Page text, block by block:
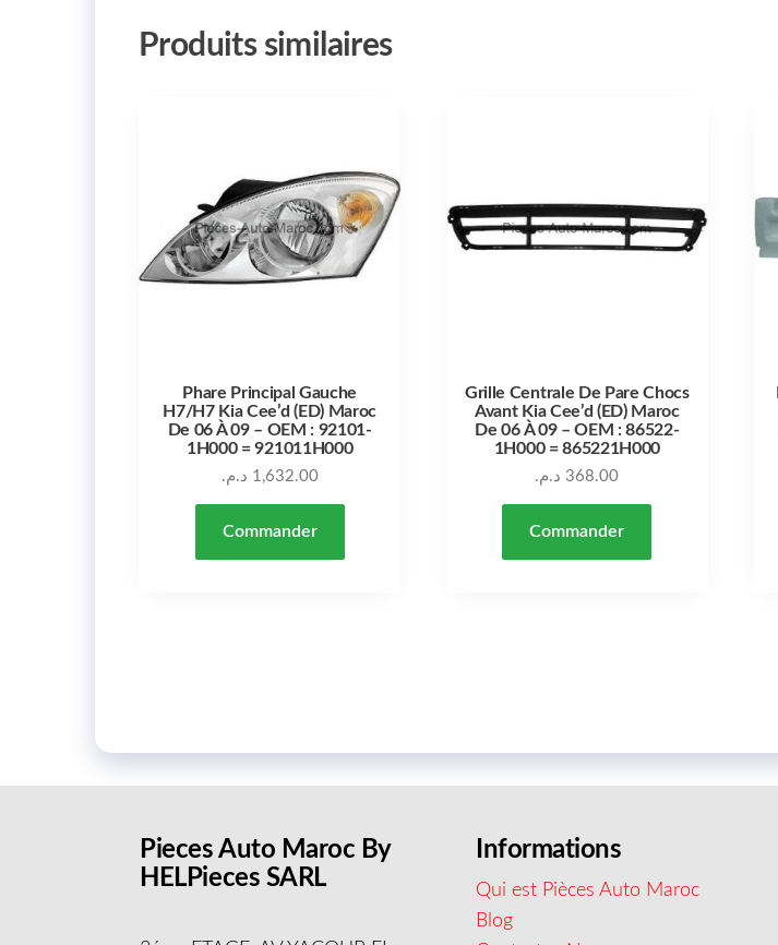
Produits similaires
Phare Principal Gauche
H7/H7 Kia Cee’d (ED) Maroc
De 06 À 09 – OEM : 92101-
1H000 = 921011H000
1,632.00 د.م.
Commander
Grille Centrale De Pare Chocs
Avant Kia Cee’d (ED) Maroc
De 06 À 09 – OEM : 86522-
1H000 = 865221H000
368.00 د.م.
Commander
Pieces Auto Maroc By
HELPieces SARL
Informations
Qui est Pièces Auto Maroc
Blog